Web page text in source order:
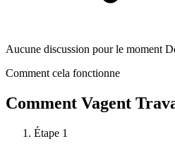
Aucune discussion pour le moment
Comment cela fonctionne
Comment Vagent
Étape 1